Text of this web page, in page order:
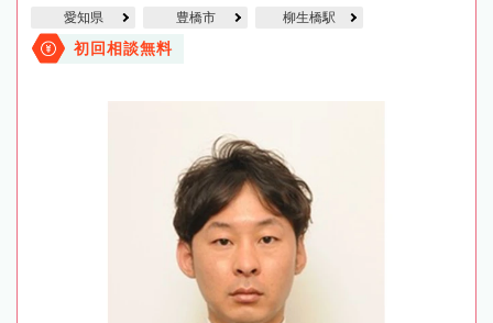
愛知県 豊橋市 柳生橋駅
初回相談無料